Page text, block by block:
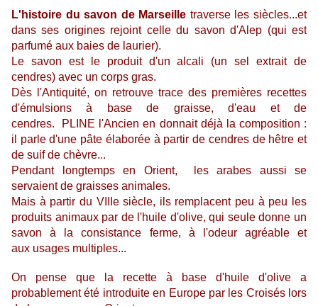
L'histoire du savon de Marseille traverse les siècles...et
dans ses origines rejoint celle du savon d'Alep (qui est
parfumé aux baies de laurier).
Le savon est
le produit d'un alcali (un sel extrait de
cendres) avec un corps gras.
Dès l'Antiquité, on retrouve trace des premières recettes
d'émulsions à base de graisse, d'eau et de
cendres.
PLINE l'Ancien en donnait déjà la composition :
il parle d'une pâte élaborée à partir de cendres de hêtre et
de suif de chèvre...
Pendant longtemps en Orient,
es arabes aussi se
servaient de graisses animales.
Mais à partir du VIIIe siècle, ils remplacent peu à peu les
produits animaux par de l'huile d'olive, qui seule donne un
savon à la consistance ferme, à l'odeur agréable et
aux usages multiples...
On pense que la recette à base d'huile d'olive a
probablement été introduite en Europe par les Croisés lors